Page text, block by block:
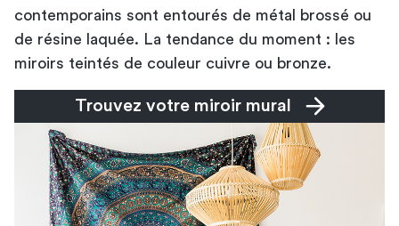
contemporains sont entourés de métal brossé ou
de résine laquée. La tendance du moment : les
miroirs teintés de couleur cuivre ou bronze.
Trouvez votre miroir mural